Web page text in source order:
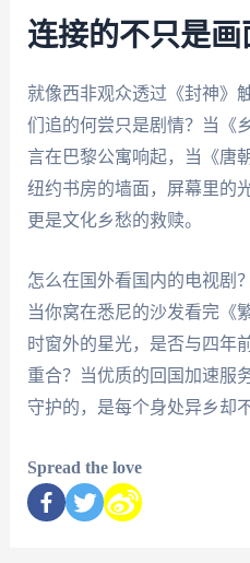
连接的不只是画
就像西非观众透过《封神》
们追的何尝只是剧情？当《
言在巴黎公寓响起，当《唐
纽约书房的墙面，屏幕里的
更是文化乡愁的救赎。
怎么在国外看国内的电视剧
当你窝在悉尼的沙发看完《
时窗外的星光，是否与四年
重合？当优质的回国加速服
守护的，是每个身处异乡却
Spread the love